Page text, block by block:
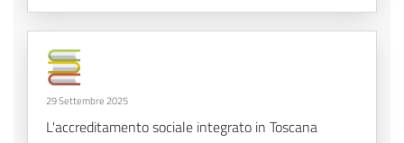
29 Settembre 2025
L'accreditamento sociale integrato in Toscana